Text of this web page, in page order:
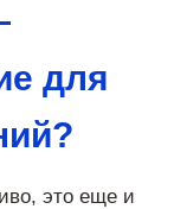
для
это еще и